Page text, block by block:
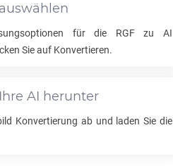
für die RGFzuAI
Sie auf Konvertieren.
AI herunter
Konvertierung ab und laden Sie die